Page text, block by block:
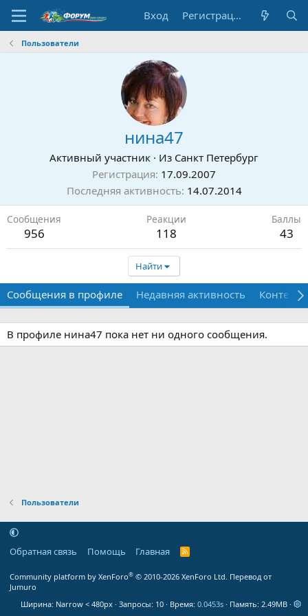
Вход Регистрация
Пользователи
нина47
Активный участник · Из Санкт Петербург
Регистрация 17.09.2007
Последняя активность 14.07.2014
Сообщения
956
Реакции
118
Баллы
43
Найти
Сообщения в профиле Недавняя активность Контент
В профиле нина47 пока нет ни одного сообщения.
Пользователи
Обратная связь Помощь Главная
R
Community platform by XenForo® © 2010-2026 XenForo Ltd. Перевод от
Jumuro
Ширина
Запросы 10 Время 0.0453s Память 2.49MB